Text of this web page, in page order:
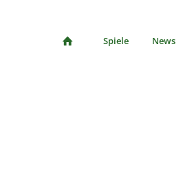
Spiele News